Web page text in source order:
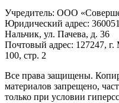
Учредитель: ООО
Юридический адрес:
Нальчик, ул. Пачева, д. 36
Почтовый адрес: 127247,
100, стр. 2
Все права защищены.
материалов запрещено,
только при условии